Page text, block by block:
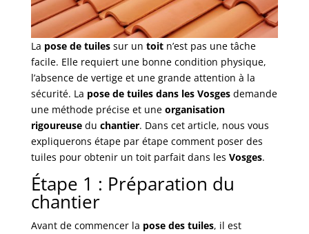
La pose de tuilessur un toitn’est pas une tâche
facile. Elle requiert une bonne condition physique,
l’absence de vertige et une grande attention à la
sécurité. La pose de tuiles dans les Vosgesdemande
une méthode précise et une organisation
rigoureusedu chantier. Dans cet article, nous vous
expliquerons étape par étape comment poser des
tuiles pour obtenir un toit parfait dans les Vosges.
Étape 1 : Préparation du
chantier
Avant de commencer la pose des tuiles, il est